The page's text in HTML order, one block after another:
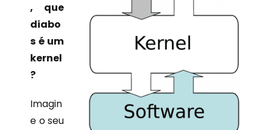
, que
diabo
s é um
kernel
?
Imagin
e o seu